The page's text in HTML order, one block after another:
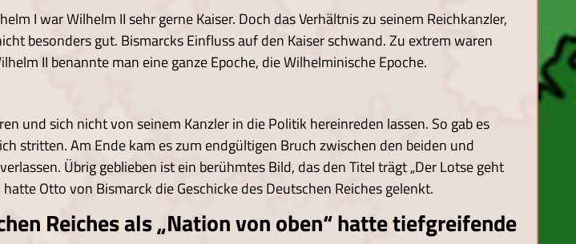
I war Wilhelm II sehr gerne Kaiser. Doch das Verhältnis zu seinem Reichkanzler,
besonders gut. Bismarcks Einfluss auf den Kaiser schwand. Zu extrem waren
II benannte man eine ganze Epoche, die Wilhelminische Epoche.
und sich nicht von seinem Kanzler in die Politik hereinreden lassen. So gab es
stritten. Am Ende kam es zum endgültigen Bruch zwischen den beiden und
Übrig geblieben ist ein berühmtes Bild, das den Titel trägt „Der Lotse geht
Otto von Bismarck die Geschicke des Deutschen Reiches gelenkt.
Reiches als „Nation von oben“ hatte tiefgreifende